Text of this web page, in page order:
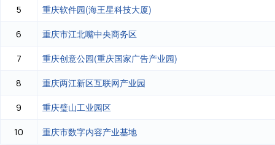
5 重庆软件园(海王星科技大厦)
6 重庆市江北嘴中央商务区
7 重庆创意公园(重庆国家广告产业园)
8 重庆两江新区互联网产业园
9 重庆璧山工业园区
10 重庆市数字内容产业基地